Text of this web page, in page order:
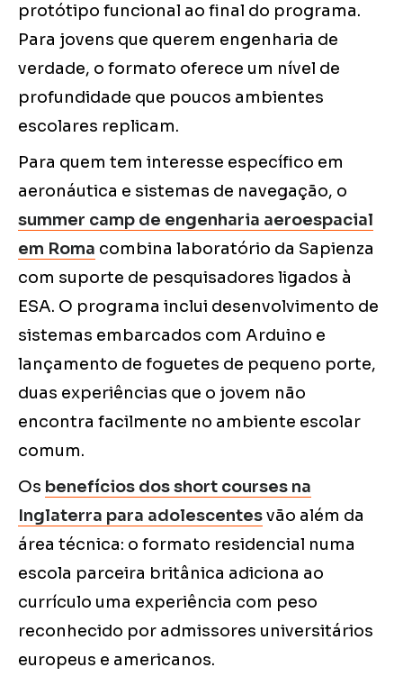
protótipo funcional ao final do programa.
Para jovens que querem engenharia de
verdade, o formato oferece um nível de
profundidade que poucos ambientes
escolares replicam.
Para quem tem interesse específico em
aeronáutica e sistemas de navegação, o
summer camp de engenharia aeroespacial
em Roma combina laboratório da Sapienza
com suporte de pesquisadores ligados à
ESA. O programa inclui desenvolvimento de
sistemas embarcados com Arduino e
lançamento de foguetes de pequeno porte,
duas experiências que o jovem não
encontra facilmente no ambiente escolar
comum.
Os benefícios dos short courses na
Inglaterra para adolescentesvão além da
área técnica: o formato residencial numa
escola parceira britânica adiciona ao
currículo uma experiência com peso
reconhecido por admissores universitários
europeus e americanos.